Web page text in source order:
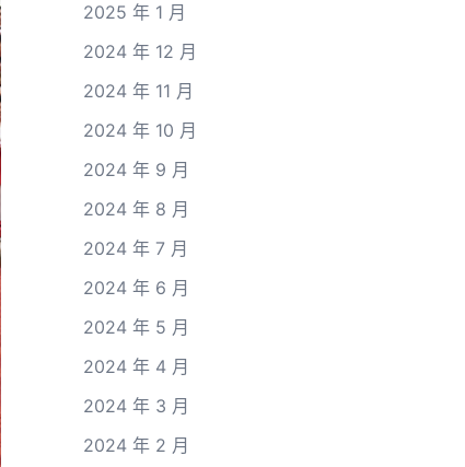
2025 年 1 月
2024 年 12 月
2024 年 11 月
2024 年 10 月
2024 年 9 月
2024 年 8 月
2024 年 7 月
2024 年 6 月
2024 年 5 月
2024 年 4 月
2024 年 3 月
2024 年 2 月